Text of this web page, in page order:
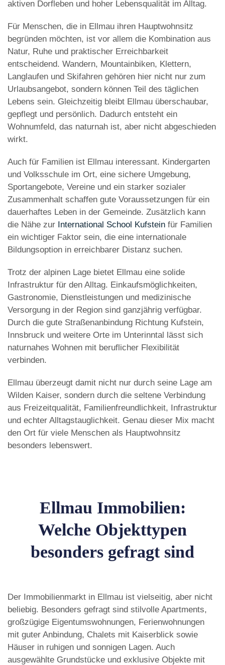
aktiven Dorfleben und hoher Lebensqualität im Alltag.
Für Menschen, die in Ellmau ihren Hauptwohnsitz
begründen möchten, ist vor allem die Kombination aus
Natur, Ruhe und praktischer Erreichbarkeit
entscheidend. Wandern, Mountainbiken, Klettern,
Langlaufen und Skifahren gehören hier nicht nur zum
Urlaubsangebot, sondern können Teil des täglichen
Lebens sein. Gleichzeitig bleibt Ellmau überschaubar,
gepflegt und persönlich. Dadurch entsteht ein
Wohnumfeld, das naturnah ist, aber nicht abgeschieden
wirkt.
Auch für Familien ist Ellmau interessant. Kindergarten
und Volksschule im Ort, eine sichere Umgebung,
Sportangebote, Vereine und ein starker sozialer
Zusammenhalt schaffen gute Voraussetzungen für ein
dauerhaftes Leben in der Gemeinde. Zusätzlich kann
die Nähe zur International School Kufstein für Familien
ein wichtiger Faktor sein, die eine internationale
Bildungsoption in erreichbarer Distanz suchen.
Trotz der alpinen Lage bietet Ellmau eine solide
Infrastruktur für den Alltag. Einkaufsmöglichkeiten,
Gastronomie, Dienstleistungen und medizinische
Versorgung in der Region sind ganzjährig verfügbar.
Durch die gute Straßenanbindung Richtung Kufstein,
Innsbruck und weitere Orte im Unterinntal lässt sich
naturnahes Wohnen mit beruflicher Flexibilität
verbinden.
Ellmau überzeugt damit nicht nur durch seine Lage am
Wilden Kaiser, sondern durch die seltene Verbindung
aus Freizeitqualität, Familienfreundlichkeit, Infrastruktur
und echter Alltagstauglichkeit. Genau dieser Mix macht
den Ort für viele Menschen als Hauptwohnsitz
besonders lebenswert.
Ellmau Immobilien:
Welche Objekttypen
besonders gefragt sind
Der Immobilienmarkt in Ellmau ist vielseitig, aber nicht
beliebig. Besonders gefragt sind stilvolle Apartments,
großzügige Eigentumswohnungen, Ferienwohnungen
mit guter Anbindung, Chalets mit Kaiserblick sowie
Häuser in ruhigen und sonnigen Lagen. Auch
ausgewählte Grundstücke und exklusive Objekte mit